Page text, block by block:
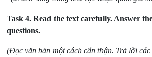
Task 4. Read the text carefully. Answer
questions.
(Đọc văn bản một cách cẩn thận. Trả lời các